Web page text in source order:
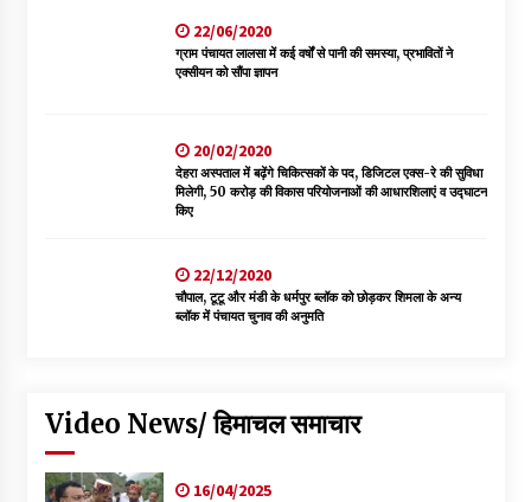
22/06/2020
ग्राम पंचायत लालसा में कई वर्षों से पानी की समस्या, प्रभावितों ने
एक्सीयन को सौंपा ज्ञापन
20/02/2020
देहरा अस्पताल में बढ़ेंगे चिकित्सकों के पद, डिजिटल एक्स-रे की सुविधा
मिलेगी, 50 करोड़ की विकास परियोजनाओं की आधारशिलाएं व उद्घाटन
किए
22/12/2020
चौपाल, टूटू और मंडी के धर्मपुर ब्लॉक को छोड़कर शिमला के अन्य
ब्लॉक में पंचायत चुनाव की अनुमति
Video News/ हिमाचल समाचार
16/04/2025